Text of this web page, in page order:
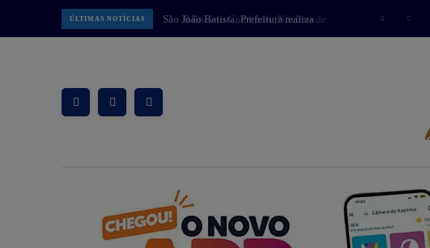
ÚLTIMAS NOTÍCIAS
Balneário Camboriú: Núcleos de
Educação Infantil de BC realizam